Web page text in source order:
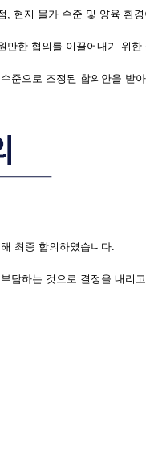
현지 물가 수준 및 양육 환
한 협의를 이끌어내기 위
준으로 조정된 합의안을 받
최종 합의하였습니다.
담하는 것으로 결정을 내리